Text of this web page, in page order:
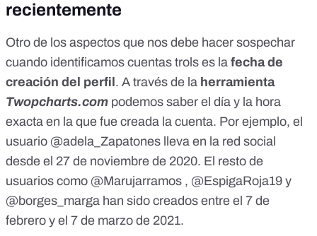
recientemente
Otro de los aspectos que nos debe hacer sospechar
cuando identificamos cuentas trols es la fecha de
creación del perfil . A través de la herramienta
Twopcharts.com podemos saber el día y la hora
exacta en la que fue creada la cuenta. Por ejemplo, el
usuario @adela_Zapatones lleva en la red social
desde el 27 de noviembre de 2020. El resto de
usuarios como @Marujarramos , @EspigaRoja19 y
@borges_marga han sido creados entre el 7 de
febrero y el 7 de marzo de 2021.